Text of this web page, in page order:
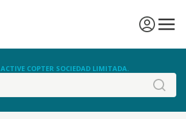
ACTIVE COPTER SOCIEDAD LIMITADA.